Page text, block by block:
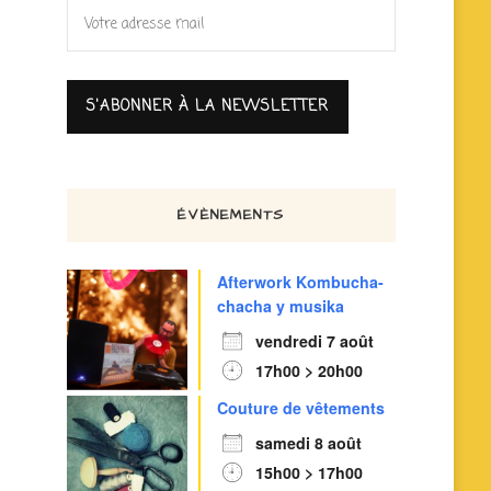
ÉVÈNEMENTS
Afterwork Kombucha-
chacha y musika
vendredi 7 août
17h00 > 20h00
Couture de vêtements
samedi 8 août
15h00 > 17h00